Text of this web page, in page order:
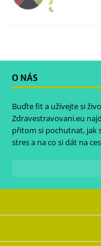
O NÁS
Buďte fit a užívejte si
Zdravestravovani.eu
přitom si pochutnat, jak
stres a na co si dát na